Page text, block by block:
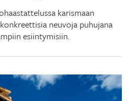
karismaan
neuvoja puhujana
esiintymisiin.